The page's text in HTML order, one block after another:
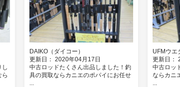
し
ら
DAIKO（ダイコー）
更新日： 2020年04月17日
中古ロッドたくさん出品しました！釣
具の買取ならカニエのポパイにお任せ
...
UFMウエ
更新日：
中古ロッ
ならカニ
...